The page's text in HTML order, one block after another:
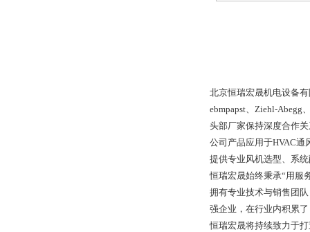
北京恒瑞宏晟机电设备
ebmpapst、Ziehl-Abegg
头部厂家保持深度合作
公司产品应用于HVAC
提供专业风机选型、系
恒瑞宏晟始终秉承“用服
拥有专业技术与销售团
强企业，在行业内积累
恒瑞宏晟将持续致力于